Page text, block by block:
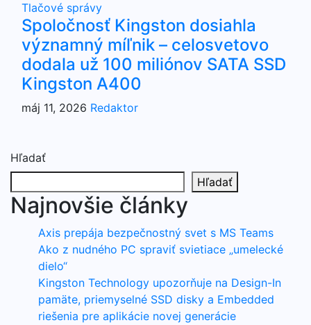
Tlačové správy
Spoločnosť Kingston dosiahla
významný míľnik – celosvetovo
dodala už 100 miliónov SATA SSD
Kingston A400
máj 11, 2026 Redaktor
Hľadať
Hľadať
Najnovšie články
Axis prepája bezpečnostný svet s MS Teams
Ako z nudného PC spraviť svietiace „umelecké
dielo“
Kingston Technology upozorňuje na Design-In
pamäte, priemyselné SSD disky a Embedded
riešenia pre aplikácie novej generácie